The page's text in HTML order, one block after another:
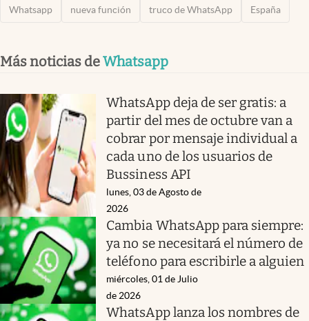
Whatsapp nueva función truco de WhatsApp España
Más noticias deWhatsapp
WhatsApp deja de ser gratis: a
partir del mes de octubre van a
cobrar por mensaje individual a
cada uno de los usuarios de
Bussiness API
lunes, 03 de Agosto de
2026
Cambia WhatsApp para siempre:
ya no se necesitará el número de
teléfono para escribirle a alguien
miércoles, 01 de Julio
de 2026
WhatsApp lanza los nombres de